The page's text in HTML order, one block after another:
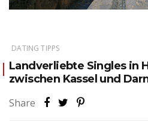
DATING TIPPS
Landverliebte Singles in
zwischen Kassel und
Share